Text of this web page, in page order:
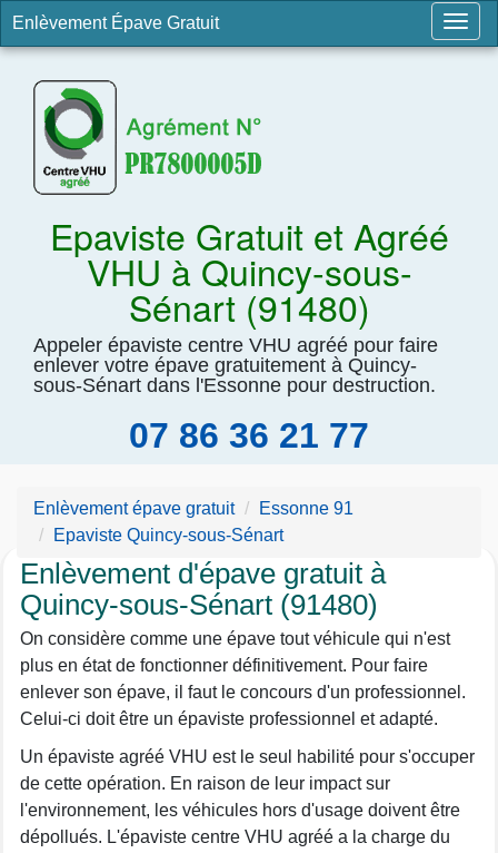
Enlèvement Épave Gratuit
Epaviste Gratuit et Agréé
VHU à Quincy-sous-
Sénart (91480)
Appeler épaviste centre VHU agréé pour faire
enlever votre épave gratuitement à Quincy-
sous-Sénart dans l'Essonne pour destruction.
07 86 36 21 77
Enlèvement épave gratuit
Essonne 91
Epaviste Quincy-sous-Sénart
Enlèvement d'épave gratuit à
Quincy-sous-Sénart (91480)
On considère comme une épave tout véhicule qui n'est
plus en état de fonctionner définitivement. Pour faire
enlever son épave, il faut le concours d'un professionnel.
Celui-ci doit être un épaviste professionnel et adapté.
Un épaviste agréé VHU est le seul habilité pour s'occuper
de cette opération. En raison de leur impact sur
l'environnement, les véhicules hors d'usage doivent être
dépollués. L'épaviste centre VHU agréé a la charge du